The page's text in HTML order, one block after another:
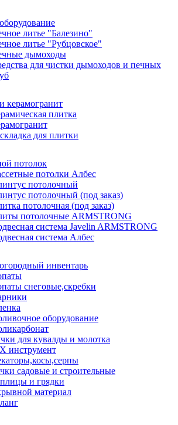
литье "Балезино"
литье "Рубцовское"
дымоходы
для чистки дымоходов и печных
керамогранит
плитка
для плитки
потолок
потолки Албес
потолочный
потолочный (под заказ)
потолочная (под заказ)
потолочные ARMSTRONG
система Javelin ARMSTRONG
система Албес
инвентарь
снеговые,скребки
оборудование
для кувалды и молотка
инструмент
садовые и строительные
и грядки
материал